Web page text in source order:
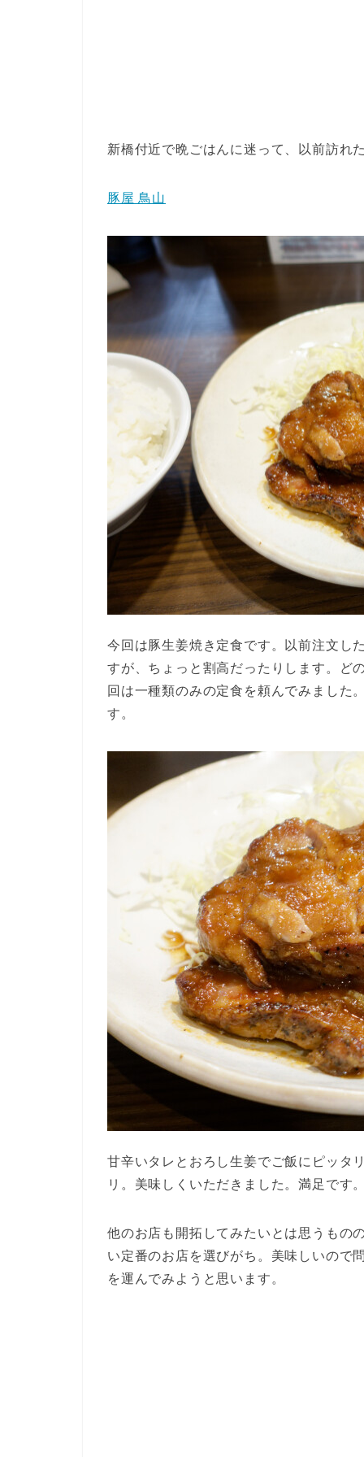
新橋付近で晩ごはんに迷って、以前訪れ
豚屋 鳥山
今回は豚生姜焼き定食です。以前注文し
すが、ちょっと割高だったりします。ど
回は一種類のみの定食を頼んでみました
す。
甘辛いタレとおろし生姜でご飯にピッタ
リ。美味しくいただきました。満足です
他のお店も開拓してみたいとは思うもの
い定番のお店を選びがち。美味しいので
を運んでみようと思います。